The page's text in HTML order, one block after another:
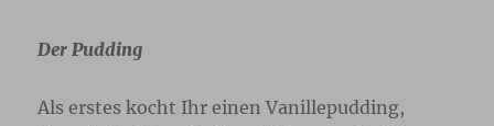
Der Pudding
Als erstes kocht Ihr einen Vanillepudding,